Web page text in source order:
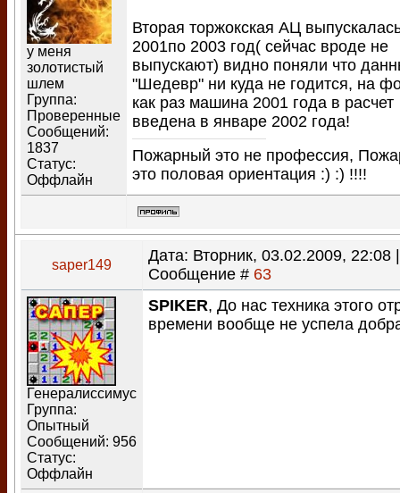
у меня
золотистый
шлем
Группа:
Проверенные
Сообщений:
1837
Статус:
Оффлайн
Вторая торжокская АЦ
2001по 2003 год( сейчас вроде не
выпускают) видно поняли что
"Шедевр" ни куда не годится, на
как раз машина 2001 года в расчет
введена в январе 2002 года!
Пожарный это не профессия,
это половая ориентация :) :) !!!!
saper149
Дата: Вторник, 03.02.2009, 22:08 |
Сообщение # 63
Генералиссимус
Группа:
Опытный
Сообщений: 956
Статус:
Оффлайн
SPIKER, До нас техника этого
времени вообще не успела